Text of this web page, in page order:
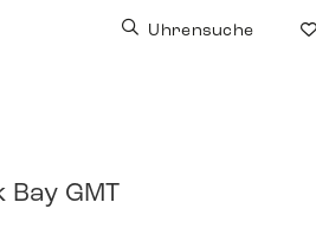
Uhrensuche
GMT